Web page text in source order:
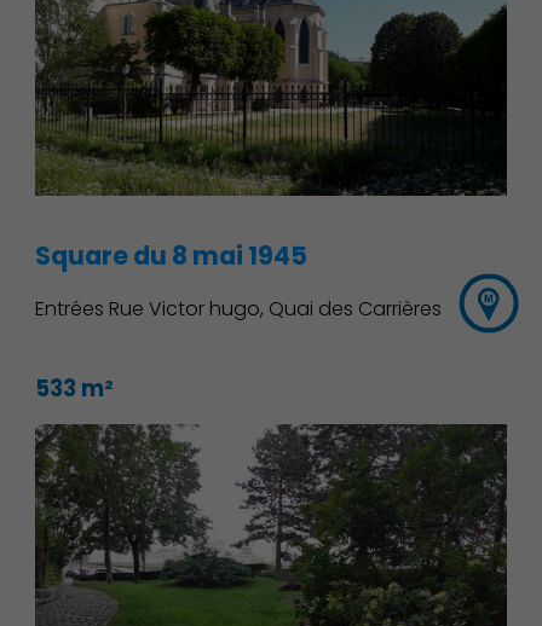
Square du 8 mai 1945
Entrées Rue Victor hugo, Quai des Carrières
533 m²